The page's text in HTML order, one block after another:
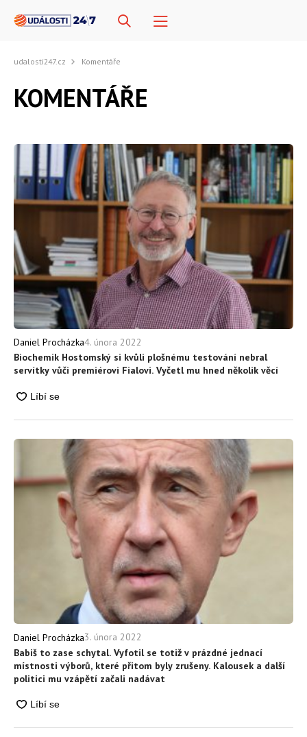
udalosti247.cz Komentáře
KOMENTÁŘE
Daniel Procházka4. února 2022
Biochemik Hostomský si kvůli plošnému testování nebral
servítky vůči premiérovi Fialovi. Vyčetl mu hned několik věcí
Daniel Procházka3. února 2022
Babiš to zase schytal. Vyfotil se totiž v prázdné jednací
místnosti výborů, které přitom byly zrušeny. Kalousek a další
politici mu vzápětí začali nadávat